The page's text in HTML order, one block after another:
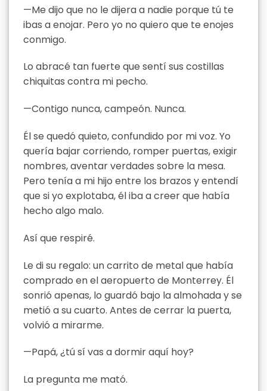
—Me dijo que no le dijera a nadie porque tú te
ibas a enojar. Pero yo no quiero que te enojes
conmigo.
Lo abracé tan fuerte que sentí sus costillas
chiquitas contra mi pecho.
—Contigo nunca, campeón. Nunca.
Él se quedó quieto, confundido por mi voz. Yo
quería bajar corriendo, romper puertas, exigir
nombres, aventar verdades sobre la mesa.
Pero tenía a mi hijo entre los brazos y entendí
que si yo explotaba, él iba a creer que había
hecho algo malo.
Así que respiré.
Le di su regalo: un carrito de metal que había
comprado en el aeropuerto de Monterrey. Él
sonrió apenas, lo guardó bajo la almohada y se
metió a su cuarto. Antes de cerrar la puerta,
volvió a mirarme.
—Papá, ¿tú sí vas a dormir aquí hoy?
La pregunta me mató.